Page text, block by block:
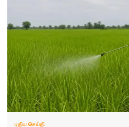
புதிய செய்தி